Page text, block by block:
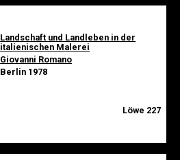
Landschaft und Landleben in der
italienischen Malerei
Giovanni Romano
Berlin 1978
Löwe 227